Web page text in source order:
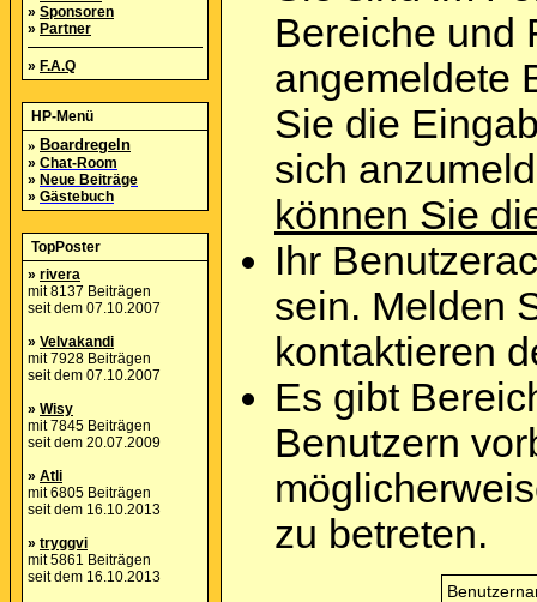
» Sponsoren
» Partner
» F.A.Q
HP-Menü
» Boardregeln
» Chat-Room
» Neue Beiträge
» Gästebuch
TopPoster
» rivera
mit 8137 Beiträgen
seit dem 07.10.2007
» Velvakandi
mit 7928 Beiträgen
seit dem 07.10.2007
» Wisy
mit 7845 Beiträgen
seit dem 20.07.2009
» Atli
mit 6805 Beiträgen
seit dem 16.10.2013
» tryggvi
mit 5861 Beiträgen
seit dem 16.10.2013
Bereiche und
angemeldete
Sie die
sich
können Sie
Ihr
sein. Melden
kontaktieren
Es gibt
Benutzern
zu betreten.